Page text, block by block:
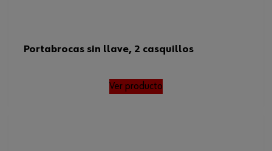
Portabrocas sin llave, 2 casquillos
Ver producto